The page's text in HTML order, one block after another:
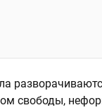
свободы,